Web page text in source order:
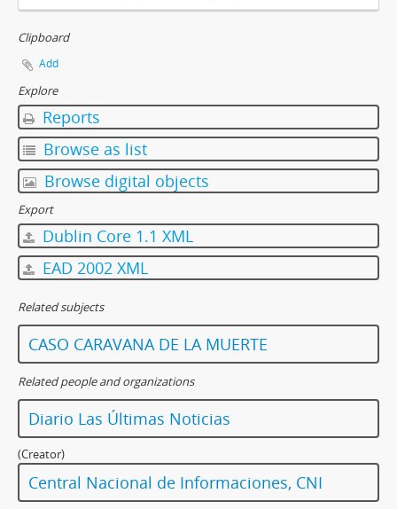
Clipboard
Add
Explore
Reports
Browse as list
Browse digital objects
Export
Dublin Core 1.1 XML
EAD 2002 XML
Related subjects
CASO CARAVANA DE LA MUERTE
Related people and organizations
Diario Las Últimas Noticias
(Creator)
Central Nacional de Informaciones, CNI